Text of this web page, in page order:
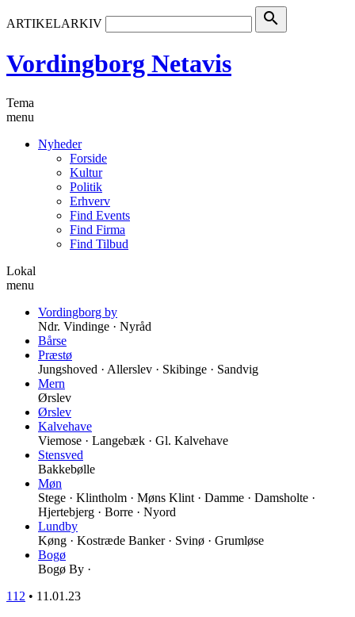
ARTIKELARKIV search
Vordingborg Netavis
Tema
menu
Nyheder
Forside
Kultur
Politik
Erhverv
Find Events
Find Firma
Find Tilbud
Lokal
menu
Vordingborg by
Ndr. Vindinge · Nyråd
Bårse
Præstø
Jungshoved · Allerslev · Skibinge · Sandvig
Mern
Ørslev
Ørslev
Kalvehave
Viemose · Langebæk · Gl. Kalvehave
Stensved
Bakkebølle
Møn
Stege · Klintholm · Møns Klint · Damme · Damsholte ·
Hjertebjerg · Borre · Nyord
Lundby
Køng · Kostræde Banker · Svinø · Grumløse
Bogø
Bogø By ·
112 • 11.01.23